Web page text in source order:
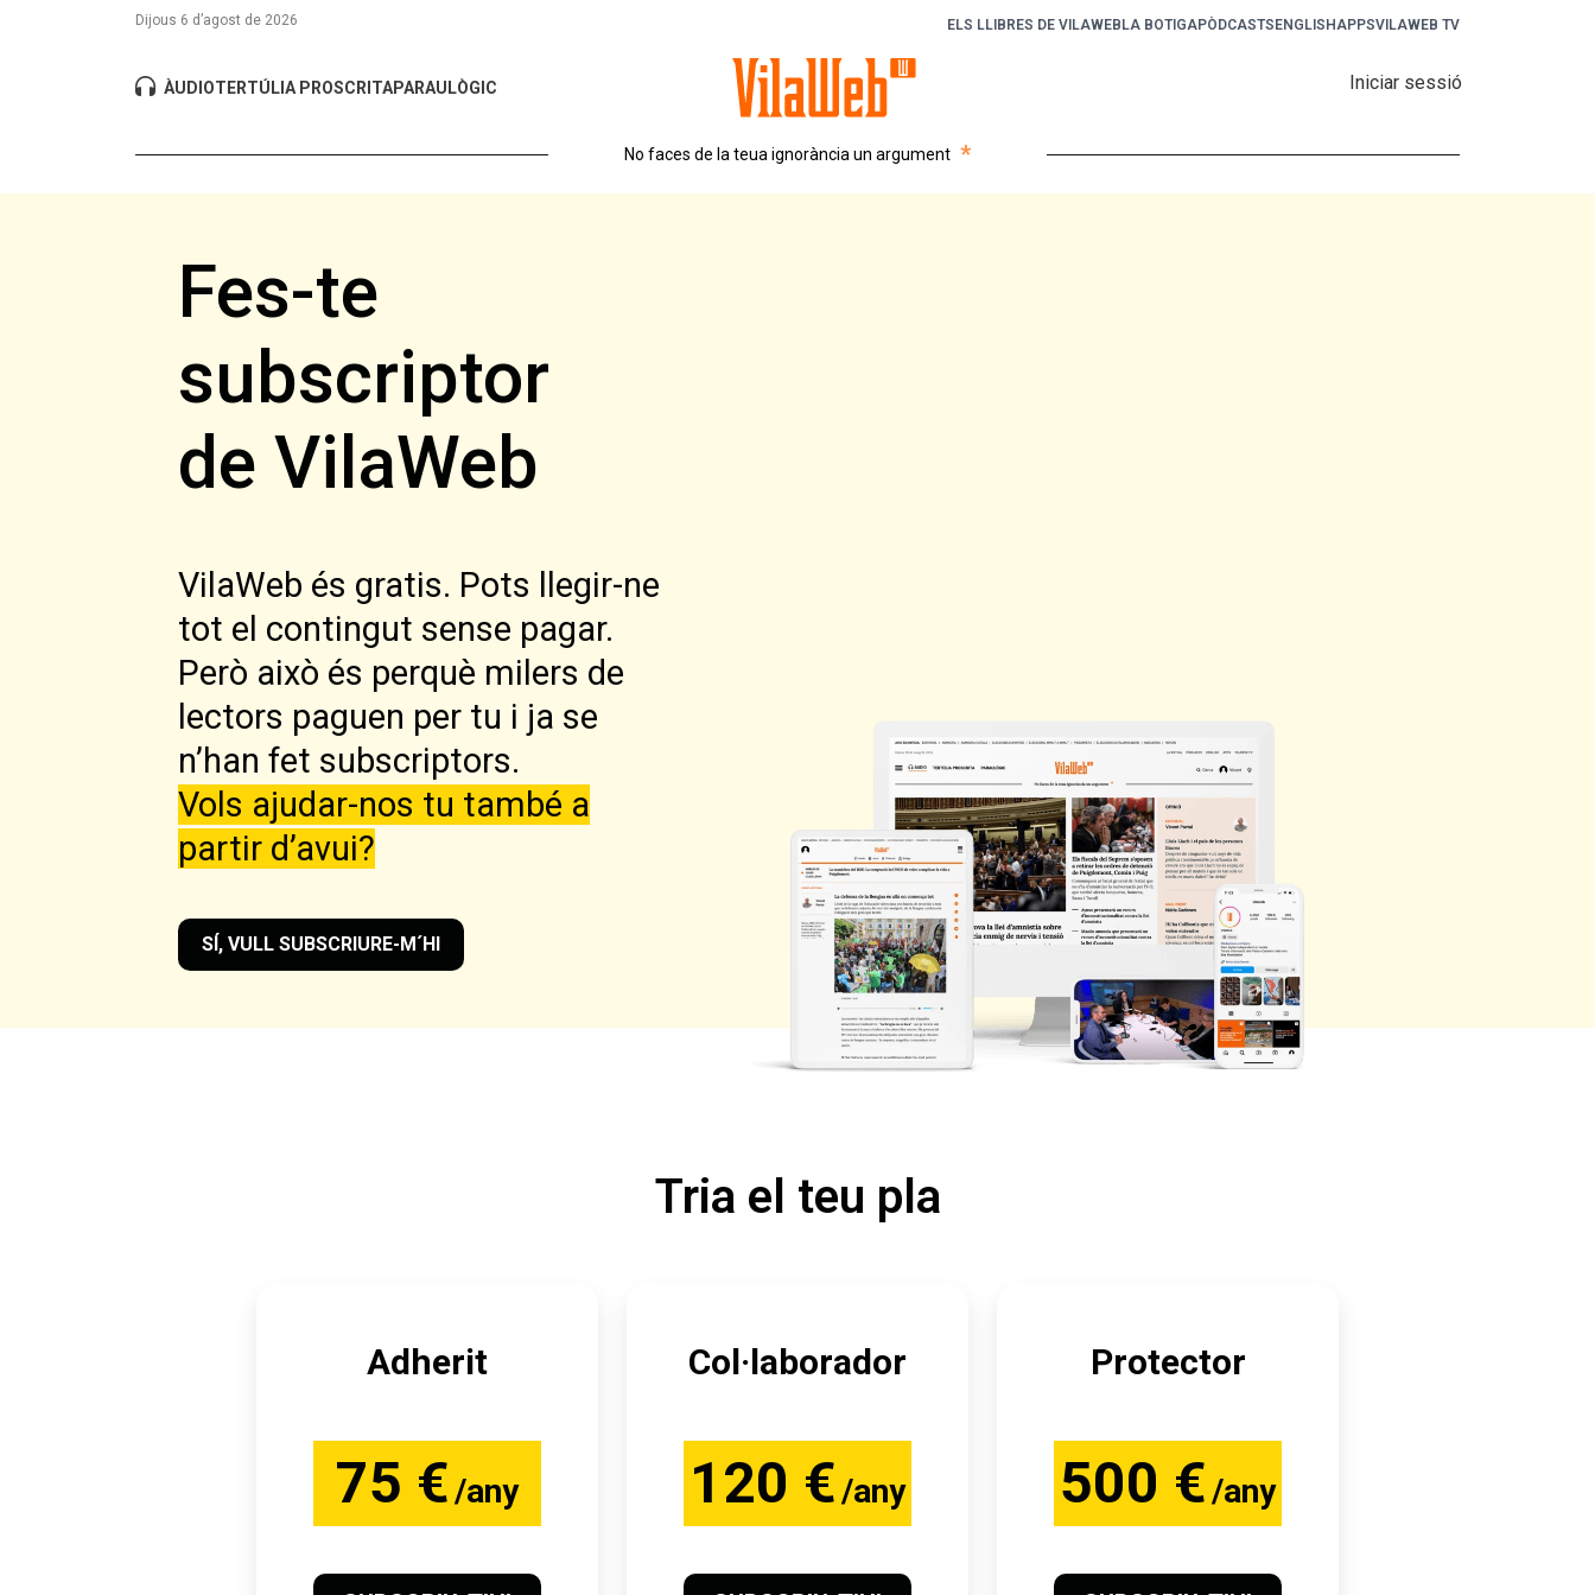
Dijous 6 d’agost de 2026 ELS LLIBRES DE VILAWEB LA BOTIGAPÒDCASTS ENGLISHAPPSVILAWEB TV
ÀUDIOTERTÚLIA PROSCRITAPARAULÒGIC
No faces de la teua ignorància un argument *
Iniciar sessió
Fes-te
subscriptor
de VilaWeb
VilaWeb és gratis. Pots llegir-ne
tot el contingut sense pagar.
Però això és perquè milers de
lectors paguen per tu i ja se
n’han fet subscriptors.
Vols ajudar-nos tu també a
partir d’avui?
SÍ, VULL SUBSCRIURE-M´HI
Tria el teu pla
Adherit
75 €/any
Col·laborador
120 €/any
Protector
500 €/any